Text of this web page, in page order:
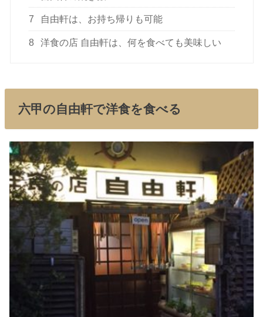
7 自由軒は、お持ち帰りも可能
8 洋食の店 自由軒は、何を食べても美味しい
六甲の自由軒で洋食を食べる